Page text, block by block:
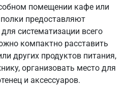
помещении кафе или
предоставляют
систематизации всего
компактно расставить
других продуктов питания,
организовать место для
и аксессуаров.